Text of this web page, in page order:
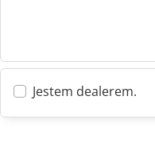
Jestem dealerem.